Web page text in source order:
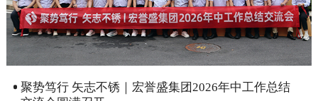
聚势笃行 矢志不锈｜宏誉盛集团2026年中工作总结